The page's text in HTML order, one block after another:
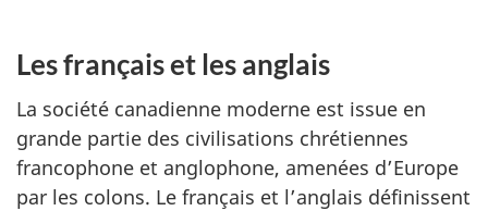
Les français et les anglais
La société canadienne moderne est issue en
grande partie des civilisations chrétiennes
francophone et anglophone, amenées d’Europe
par les colons. Le français et l’anglais définissent